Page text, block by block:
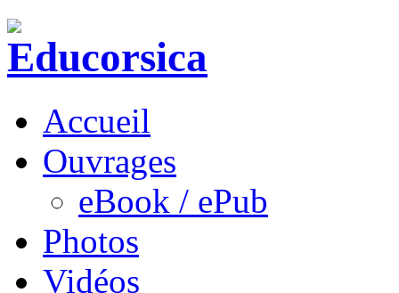
Accueil
Ouvrages
eBook / ePub
Photos
Vidéos